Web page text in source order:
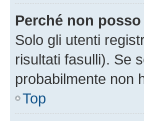
Perché non
Solo gli utenti
risultati fasulli). Se
probabilmente non
Top